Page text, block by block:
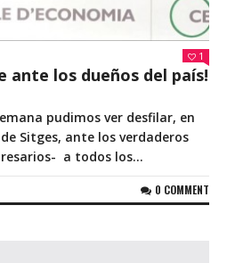
1
ante los dueños del país!
pudimos ver desfilar, en
Sitges, ante los verdaderos
a todos los...
0 COMMENT